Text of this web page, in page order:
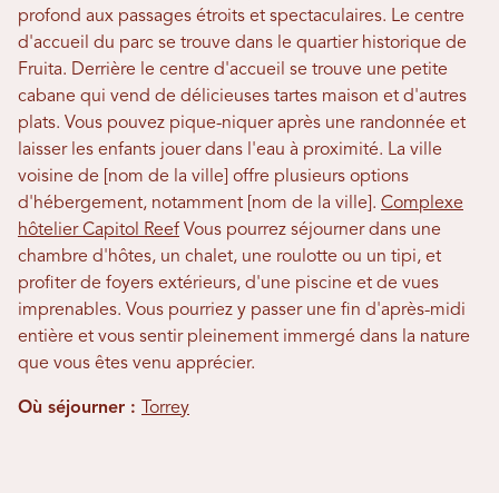
profond aux passages étroits et spectaculaires. Le centre
d'accueil du parc se trouve dans le quartier historique de
Fruita. Derrière le centre d'accueil se trouve une petite
cabane qui vend de délicieuses tartes maison et d'autres
plats. Vous pouvez pique-niquer après une randonnée et
laisser les enfants jouer dans l'eau à proximité. La ville
voisine de [nom de la ville] offre plusieurs options
d'hébergement, notamment [nom de la ville]. Complexe
hôtelier Capitol Reef Vous pourrez séjourner dans une
chambre d'hôtes, un chalet, une roulotte ou un tipi, et
profiter de foyers extérieurs, d'une piscine et de vues
imprenables. Vous pourriez y passer une fin d'après-midi
entière et vous sentir pleinement immergé dans la nature
que vous êtes venu apprécier.
Où séjourner : Torrey